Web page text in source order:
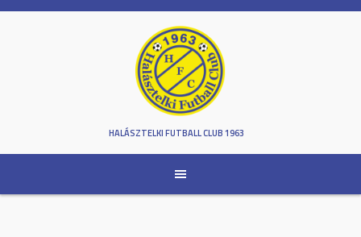
Skip
HALÁSZTELKI FUTBALL CLUB 1963